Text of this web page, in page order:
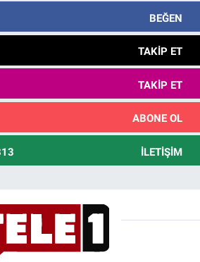
BEĞEN
TAKIP ET
TAKIP ET
ABONE OL
İLETIŞIM